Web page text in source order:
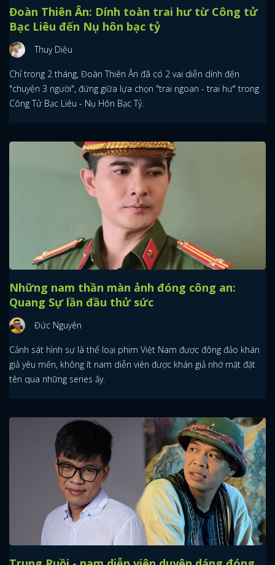
Đoàn Thiên Ân: Dính toàn trai hư từ Công tử
Bạc Liêu đến Nụ hôn bạc tỷ
Thuỵ Diệu
Chỉ trong 2 tháng, Đoàn Thiên Ân đã có 2 vai diễn dính đến
"chuyện 3 người", đứng giữa lựa chọn "trai ngoan - trai hư" trong
Công Tử Bạc Liêu - Nụ Hôn Bạc Tỷ.
Những nam thần màn ảnh đóng công an:
Quang Sự lần đầu thử sức
Đức Nguyên
Cảnh sát hình sự là thể loại phim Việt Nam được đông đảo khán
giả yêu mến, không ít nam diễn viên được khán giả nhớ mặt đặt
tên qua những series ấy.